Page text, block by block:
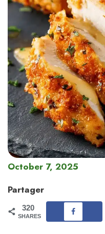
October 7, 2025
Partager
320
SHARES